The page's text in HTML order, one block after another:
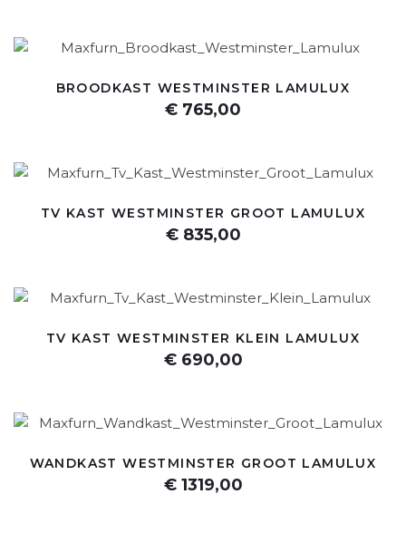
BROODKAST WESTMINSTER LAMULUX
€ 765,00
TV KAST WESTMINSTER GROOT LAMULUX
€ 835,00
TV KAST WESTMINSTER KLEIN LAMULUX
€ 690,00
WANDKAST WESTMINSTER GROOT LAMULUX
€ 1319,00